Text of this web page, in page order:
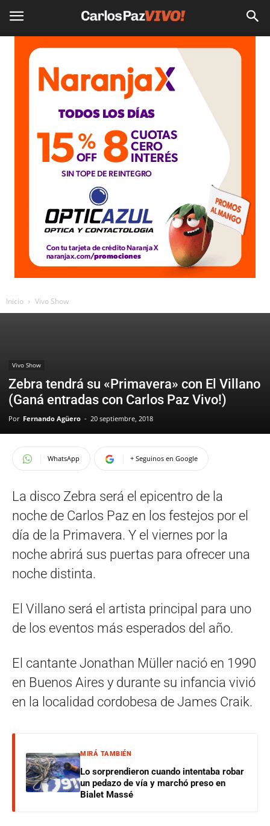
Inicio Vivo Show
Vivo Show
Zebra tendrá su «Primavera» con El Villano
(Ganá entradas con Carlos Paz Vivo!)
Por Fernando Agüero - 20 septiembre, 2018
WhatsApp + Seguinos en Google
La disco Zebra será el epicentro de la
noche de Carlos Paz en los festejos por el
día de la Primavera. Y el viernes por la
noche abrirá sus puertas para ofrecer una
noche distinta.
El Villano será el artista principal para uno
de los eventos más esperados del año.
El cantante Jonathan Müller nació en 1990
en Buenos Aires y durante su infancia vivió
en la localidad cordobesa de James Craik.
MIRÁ TAMBIÉN
Lo sorprendieron cuando intentaba robar
un pedazo de vía y marchó preso en
Bialet Massé